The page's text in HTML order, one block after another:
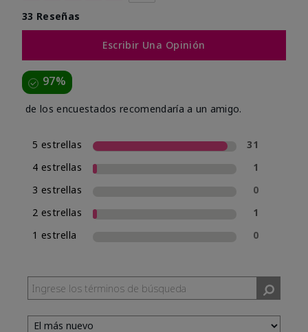
33 Reseñas
Escribir Una Opinión
97%
de los encuestados recomendaría a un amigo.
5 estrellas
31
4 estrellas
1
3 estrellas
0
2 estrellas
1
1 estrella
0